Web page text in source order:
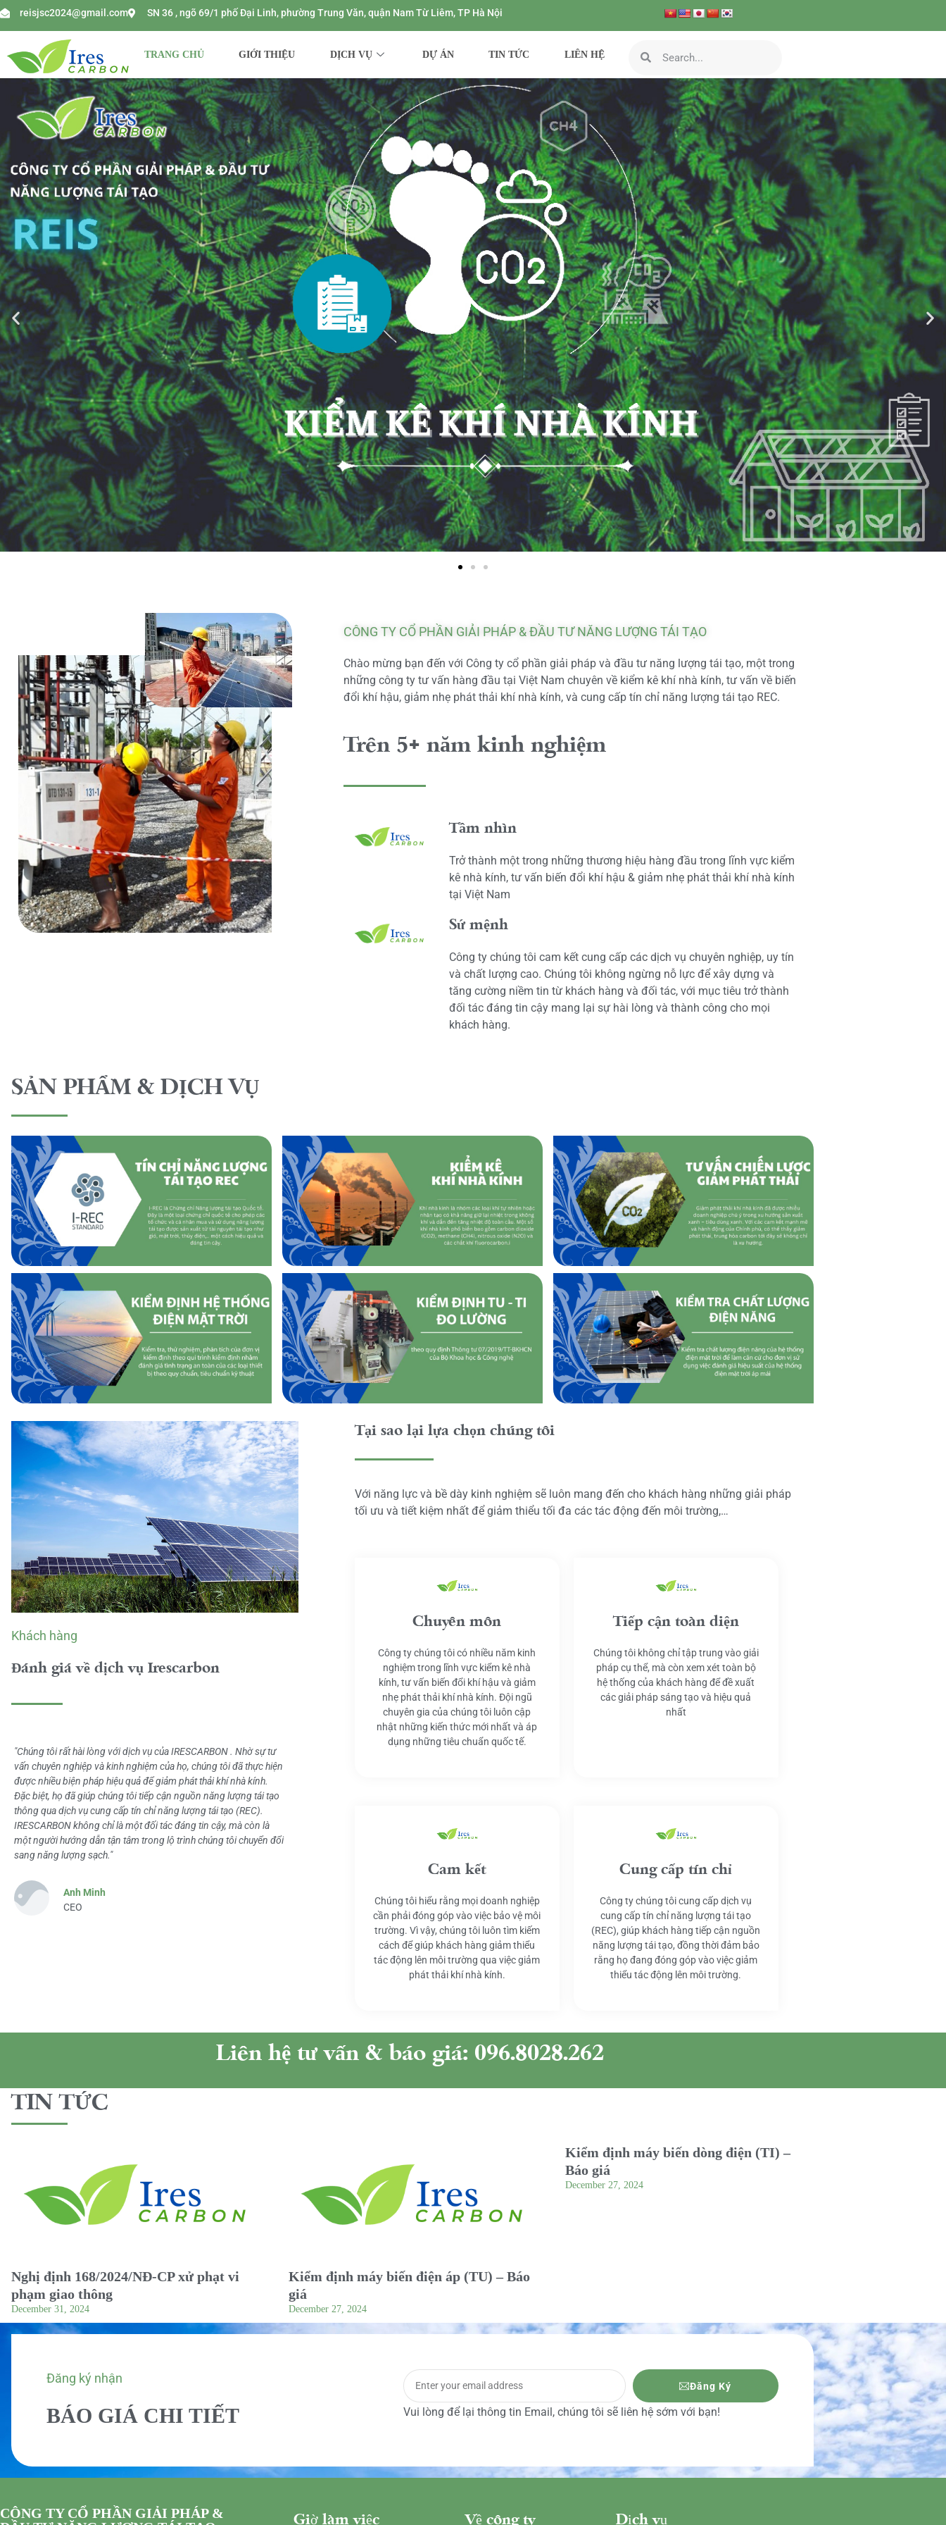
reisjsc2024@gmail.com SN 36 , ngõ 69/1 phố Đại Linh, phường Trung Văn, quận Nam Từ Liêm, TP Hà Nội
TRANG CHỦ GIỚI THIỆU DỊCH VỤ DỰ ÁN TIN TỨC LIÊN HỆ
CÔNG TY CỔ PHẦN GIẢI PHÁP & ĐẦU TƯ NĂNG LƯỢNG TÁI TẠO
Chào mừng bạn đến với Công ty cổ phần giải pháp và đầu tư năng lượng tái tạo, một trong
những công ty tư vấn hàng đầu tại Việt Nam chuyên về kiểm kê khí nhà kính, tư vấn về biến
đổi khí hậu, giảm nhẹ phát thải khí nhà kính, và cung cấp tín chỉ năng lượng tái tạo REC.
Trên 5+ năm kinh nghiệm
Tầm nhìn
Trở thành một trong những thương hiệu hàng đầu trong lĩnh vực kiểm
kê nhà kính, tư vấn biến đổi khí hậu & giảm nhẹ phát thải khí nhà kính
tại Việt Nam
Sứ mệnh
Công ty chúng tôi cam kết cung cấp các dịch vụ chuyên nghiệp, uy tín
và chất lượng cao. Chúng tôi không ngừng nỗ lực để xây dựng và
tăng cường niềm tin từ khách hàng và đối tác, với mục tiêu trở thành
đối tác đáng tin cậy mang lại sự hài lòng và thành công cho mọi
khách hàng.
SẢN PHẨM & DỊCH VỤ
Khách hàng
Đánh giá về dịch vụ Irescarbon
"Chúng tôi rất hài lòng với dịch vụ của IRESCARBON . Nhờ sự tư
vấn chuyên nghiệp và kinh nghiệm của họ, chúng tôi đã thực hiện
được nhiều biện pháp hiệu quả để giảm phát thải khí nhà kính.
Đặc biệt, họ đã giúp chúng tôi tiếp cận nguồn năng lượng tái tạo
thông qua dịch vụ cung cấp tín chỉ năng lượng tái tạo (REC).
IRESCARBON không chỉ là một đối tác đáng tin cậy, mà còn là
một người hướng dẫn tận tâm trong lộ trình chúng tôi chuyển đổi
sang năng lượng sạch."
Anh Minh
CEO
Tại sao lại lựa chọn chúng tôi
Với năng lực và bề dày kinh nghiệm sẽ luôn mang đến cho khách hàng những giải pháp
tối ưu và tiết kiệm nhất để giảm thiểu tối đa các tác động đến môi trường,…
Chuyên môn
Công ty chúng tôi có nhiều năm kinh
nghiệm trong lĩnh vực kiểm kê nhà
kính, tư vấn biến đổi khí hậu và giảm
nhẹ phát thải khí nhà kính. Đội ngũ
chuyên gia của chúng tôi luôn cập
nhật những kiến thức mới nhất và áp
dụng những tiêu chuẩn quốc tế.
Tiếp cận toàn diện
Chúng tôi không chỉ tập trung vào giải
pháp cụ thể, mà còn xem xét toàn bộ
hệ thống của khách hàng để đề xuất
các giải pháp sáng tạo và hiệu quả
nhất
Cam kết
Chúng tôi hiểu rằng mọi doanh nghiệp
cần phải đóng góp vào việc bảo vệ môi
trường. Vì vậy, chúng tôi luôn tìm kiếm
cách để giúp khách hàng giảm thiểu
tác động lên môi trường qua việc giảm
phát thải khí nhà kính.
Cung cấp tín chỉ
Công ty chúng tôi cung cấp dịch vụ
cung cấp tín chỉ năng lượng tái tạo
(REC), giúp khách hàng tiếp cận nguồn
năng lượng tái tạo, đồng thời đảm bảo
rằng họ đang đóng góp vào việc giảm
thiểu tác động lên môi trường.
Liên hệ tư vấn & báo giá: 096.8028.262
TIN TỨC
Nghị định 168/2024/NĐ-CP xử phạt vi
phạm giao thông
December 31, 2024
Kiểm định máy biến điện áp (TU) – Báo
giá
December 27, 2024
Kiểm định máy biến dòng điện (TI) –
Báo giá
December 27, 2024
Đăng ký nhận
BÁO GIÁ CHI TIẾT
Đăng Ký
Vui lòng để lại thông tin Email, chúng tôi sẽ liên hệ sớm với bạn!
CÔNG TY CỔ PHẦN GIẢI PHÁP &
Giờ làm việc Về công ty Dịch vụ